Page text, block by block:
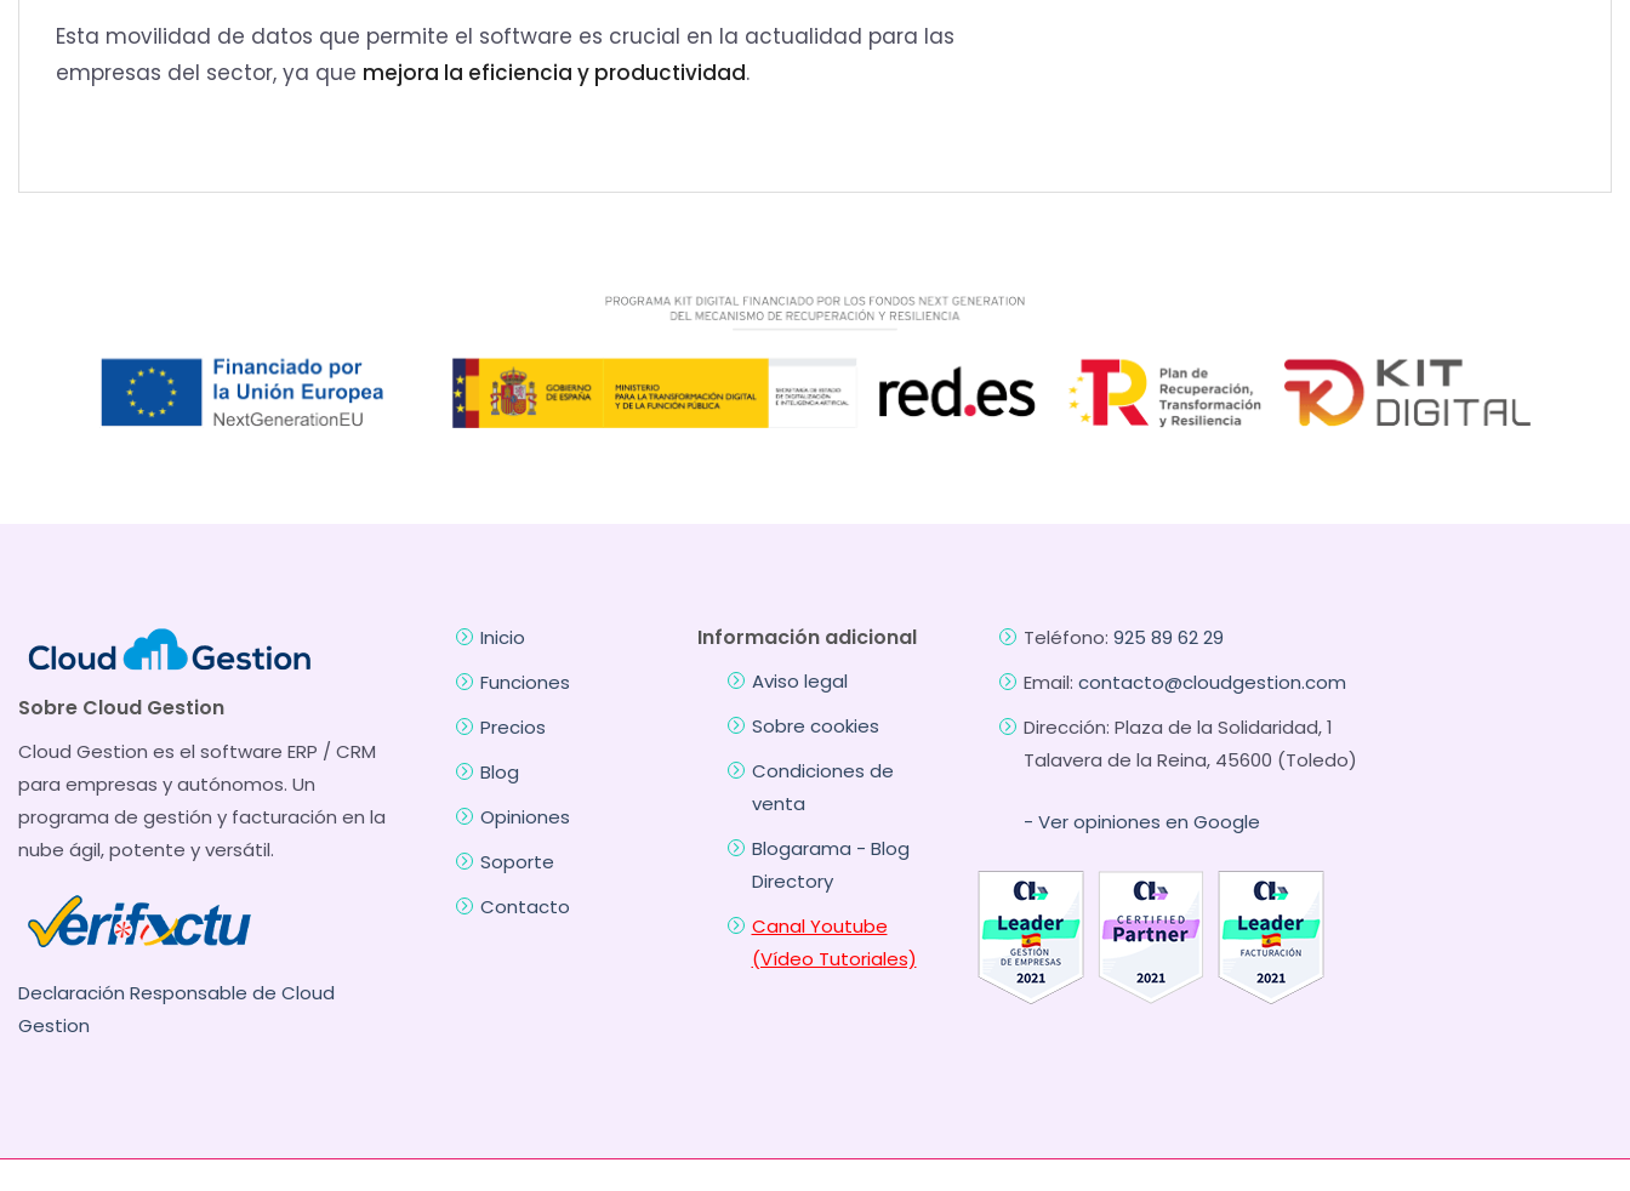
Esta movilidad de datos que permite el software es crucial en la actualidad para las
empresas del sector, ya que mejora la eficiencia y productividad.
Sobre Cloud Gestion
Cloud Gestion es el software ERP / CRM
para empresas y autónomos. Un
programa de gestión y facturación en la
nube ágil, potente y versátil.
Declaración Responsable de Cloud
Gestion
Inicio
Funciones
Precios
Blog
Opiniones
Soporte
Contacto
Información adicional
Aviso legal
Sobre cookies
Condiciones de
venta
Blogarama - Blog
Directory
Canal Youtube
(Vídeo Tutoriales)
Teléfono: 925 89 62 29
Email: contacto@cloudgestion.com
Dirección: Plaza de la Solidaridad, 1
Talavera de la Reina, 45600 (Toledo)
- Ver opiniones en Google